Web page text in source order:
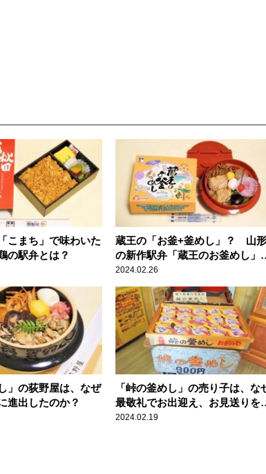
こまち」で味わいた
の駅弁とは？
蔵王の「お釜+釜めし」？ 山形
の新作駅弁「蔵王のお釜めし」
は
2024.02.26
」の荻野屋は、なぜ
進出したのか？
「峠の釜めし」の売り子は、な
最敬礼でお出迎え、お見送りを
ていたのか？
2024.02.19